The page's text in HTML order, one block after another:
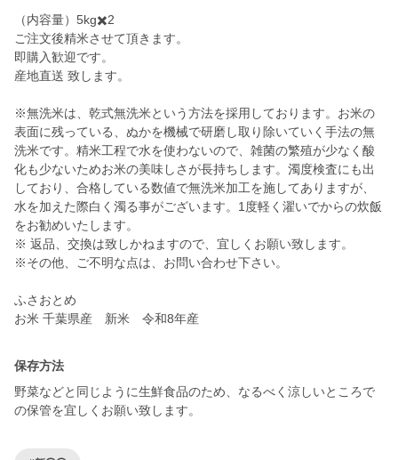
（内容量）5kg✖️2
ご注文後精米させて頂きます。
即購入歓迎です。
産地直送 致します。
※無洗米は、乾式無洗米という方法を採用しております。お米の
表面に残っている、ぬかを機械で研磨し取り除いていく手法の無
洗米です。精米工程で水を使わないので、雑菌の繁殖が少なく酸
化も少ないためお米の美味しさが長持ちします。濁度検査にも出
しており、合格している数値で無洗米加工を施してありますが、
水を加えた際白く濁る事がございます。1度軽く濯いでからの炊飯
をお勧めいたします。
※ 返品、交換は致しかねますので、宜しくお願い致します。
※その他、ご不明な点は、お問い合わせ下さい。
ふさおとめ
お米 千葉県産 新米 令和8年産
保存方法
野菜などと同じように生鮮食品のため、なるべく涼しいところで
の保管を宜しくお願い致します。